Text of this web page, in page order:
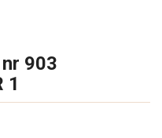
903
1